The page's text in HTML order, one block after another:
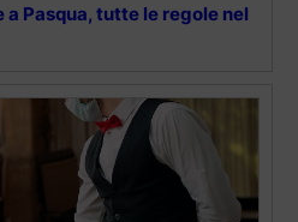
Pasqua, tutte le regole nel